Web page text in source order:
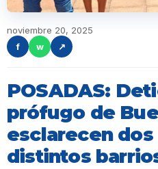
noviembre 20, 2025
f
w ↗
POSADAS:
prófugo de
esclarecen
distintos